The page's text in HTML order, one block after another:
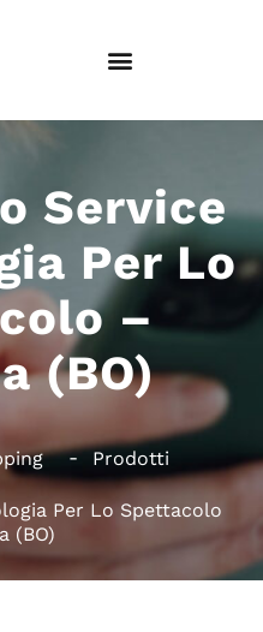
Service
Per Lo
–
(BO)
Prodotti
Per Lo Spettacolo
(BO)